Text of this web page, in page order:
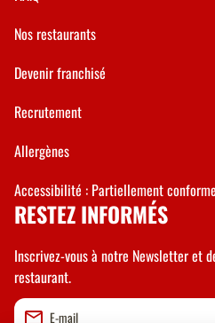
Nos restaurants
Devenir franchisé
Recrutement
Allergènes
Accessibilité : Partiellement
RESTEZ INFORMÉS
Inscrivez-vous à notre Newsletter et
restaurant.